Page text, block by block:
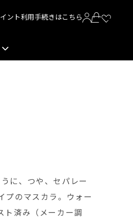
ント利用手続きはこちら
に、つや、セパレー
プのマスカラ。ウォー
済み（メーカー調